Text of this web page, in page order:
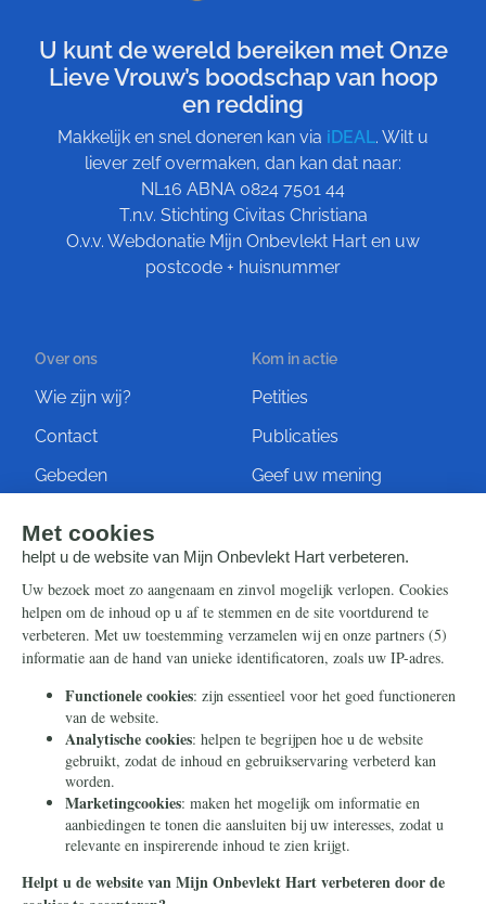
U kunt de wereld bereiken met Onze
Lieve Vrouw’s boodschap van hoop
en redding
Makkelijk en snel doneren kan via iDEAL. Wilt u
liever zelf overmaken, dan kan dat naar:
NL16 ABNA 0824 7501 44
T.n.v. Stichting Civitas Christiana
O.v.v. Webdonatie Mijn Onbevlekt Hart en uw
postcode + huisnummer
Over ons
Wie zijn wij?
Contact
Gebeden
Kom in actie
Petities
Publicaties
Geef uw mening
Steun ons
Nieuwsbrief
Eenmalig
Maandelijks
Periodiek
Nalaten
Zelf overschrijven
Info
Contact
Ontvang onze Telegram-
berichten